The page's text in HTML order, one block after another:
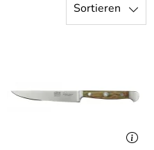
Sortieren